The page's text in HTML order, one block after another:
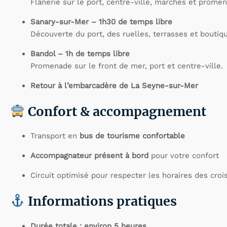
Flânerie sur le port, centre-ville, marchés et
Sanary-sur-Mer – 1h30 de temps libre
Découverte du port, des ruelles, terrasses et
Bandol – 1h de temps libre
Promenade sur le front de mer, port et centre-ville.
Retour à l’embarcadère de La Seyne-sur-Mer
Confort & accompagnement
Transport en bus de tourisme confortable
Accompagnateur présent à bord pour votre confort
Circuit optimisé pour respecter les horaires des
Informations pratiques